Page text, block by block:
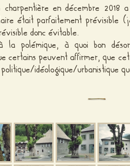
charpentière en décembre 2018
était parfaitement prévisible
donc évitable.
la polémique, à quoi bon
certains peuvent affirmer, que
idéologique/urbanistique